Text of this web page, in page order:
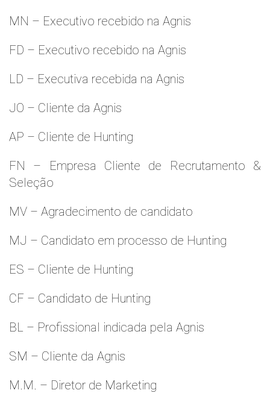
MN – Executivo recebido na Agnis
FD – Executivo recebido na Agnis
LD – Executiva recebida na Agnis
JO – Cliente da Agnis
AP – Cliente de Hunting
FN – Empresa Cliente de Recrutamento &
Seleção
MV – Agradecimento de candidato
MJ – Candidato em processo de Hunting
ES – Cliente de Hunting
CF – Candidato de Hunting
BL – Profissional indicada pela Agnis
SM – Cliente da Agnis
M.M. – Diretor de Marketing